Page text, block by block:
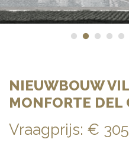
NIEUWBOUW
MONFORTE
Vraagprijs: €